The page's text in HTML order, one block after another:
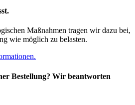
Maßnahmen tragen wir dazu bei,
wie möglich zu belasten.
Bestellung? Wir beantworten